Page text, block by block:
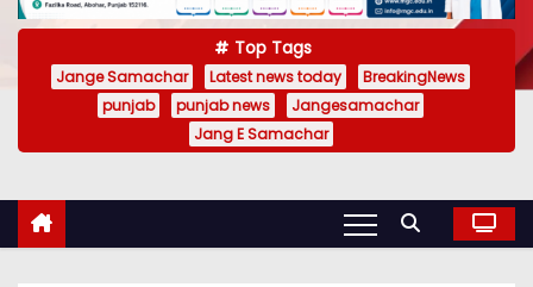
Top Tags
Jange Samachar Latest news today
BreakingNews
punjab
punjab news
Jangesamachar
Jang E Samachar